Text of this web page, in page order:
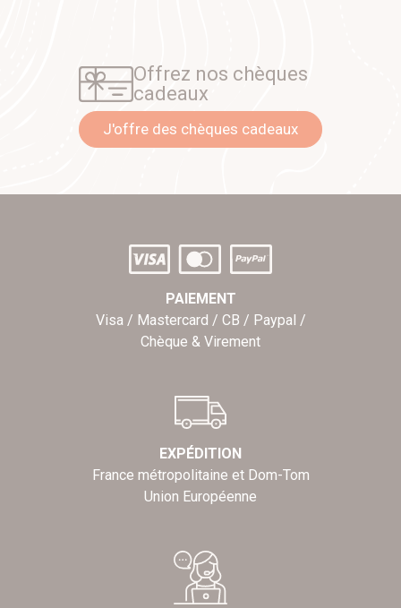
Offrez nos chèques
cadeaux
J'offre des chèques cadeaux
PAIEMENT
Visa / Mastercard / CB / Paypal /
Chèque & Virement
EXPÉDITION
France métropolitaine et Dom-Tom
Union Européenne